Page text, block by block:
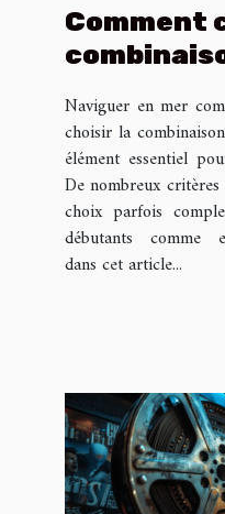
Comment
en mer ?
Naviguer en mer
choisir la
élément essentiel
De nombreux
choix parfois
débutants comme
dans cet article...